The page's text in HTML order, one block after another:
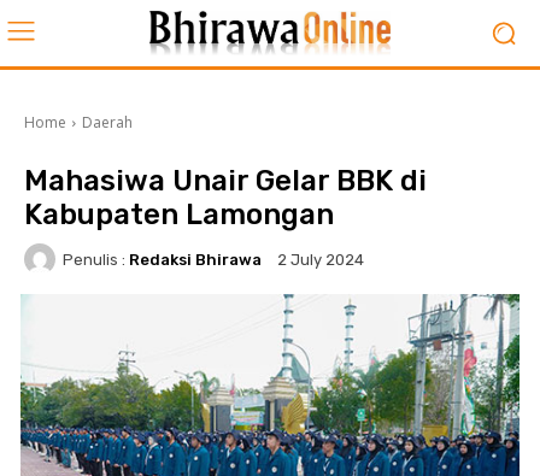
Home Daerah
Mahasiwa Unair Gelar BBK di
Kabupaten Lamongan
Penulis : Redaksi Bhirawa 2 July 2024